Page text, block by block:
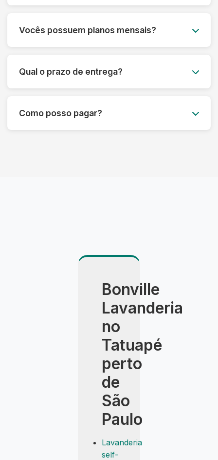
para você.
festa, ternos e roupas de couro. Também
lavamos edredons, tapetes, tênis e muito mais.
Vocês possuem planos mensais?
necessidades, com um ótimo custo-benefício.
Entre em contato para saber mais.
Qual o prazo de entrega?
Oferecemos também opções de lavagem
express.
Como posso pagar?
Bonville
Lavanderia
no
Tatuapé
perto
de
São
Paulo
Lavanderia
self-